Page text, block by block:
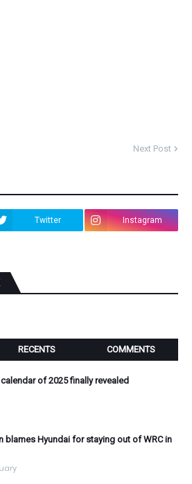
Next Post
Twitter Instagram
RECENTS COMMENTS
calendar of 2025 finally revealed
blames Hyundai for staying out of WRC in